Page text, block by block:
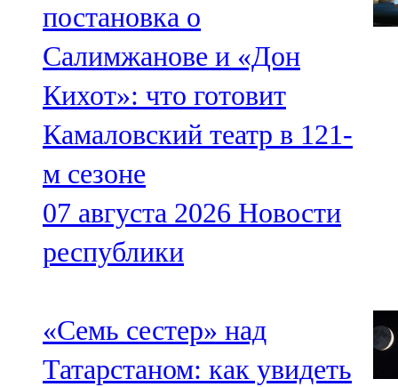
постановка о
Салимжанове и «Дон
Кихот»: что готовит
Камаловский театр в 121-
м сезоне
07 августа 2026 Новости
республики
«Семь сестер» над
Татарстаном: как увидеть